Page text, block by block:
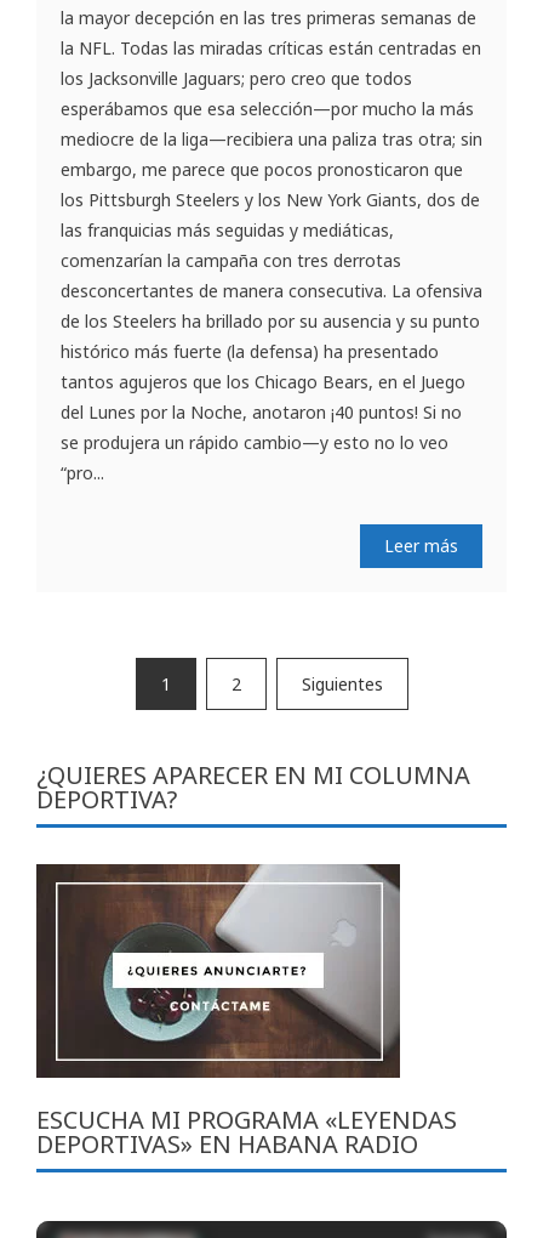
la mayor decepción en las tres primeras semanas de
la NFL. Todas las miradas críticas están centradas en
los Jacksonville Jaguars; pero creo que todos
esperábamos que esa selección—por mucho la más
mediocre de la liga—recibiera una paliza tras otra; sin
embargo, me parece que pocos pronosticaron que
los Pittsburgh Steelers y los New York Giants, dos de
las franquicias más seguidas y mediáticas,
comenzarían la campaña con tres derrotas
desconcertantes de manera consecutiva. La ofensiva
de los Steelers ha brillado por su ausencia y su punto
histórico más fuerte (la defensa) ha presentado
tantos agujeros que los Chicago Bears, en el Juego
del Lunes por la Noche, anotaron ¡40 puntos! Si no
se produjera un rápido cambio—y esto no lo veo
“pro...
Leer más
Paginación
entradas
1 2 Siguientes
¿QUIERES APARECER EN MI COLUMNA
DEPORTIVA?
ESCUCHA MI PROGRAMA «LEYENDAS
DEPORTIVAS» EN HABANA RADIO